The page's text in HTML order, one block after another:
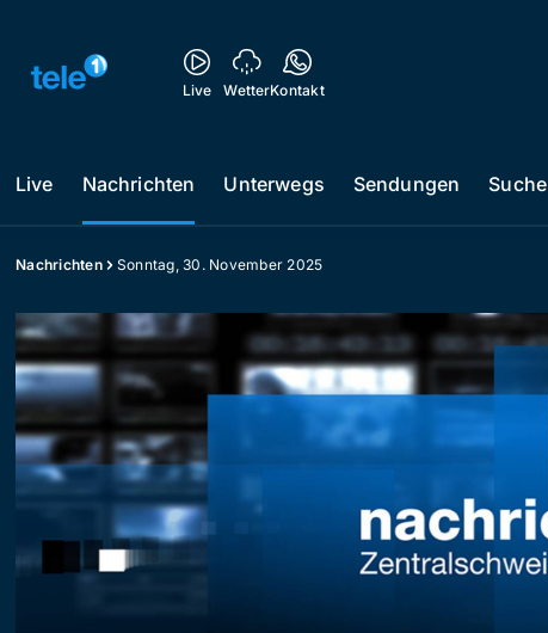
Live WetterKontakt
Live Nachrichten Unterwegs Sendungen Suche
Nachrichten Sonntag, 30. November 2025